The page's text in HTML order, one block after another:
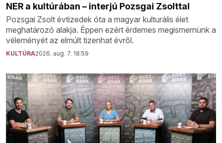
NER a kultúrában – interjú Pozsgai Zsolttal
Pozsgai Zsolt évtizedek óta a magyar kulturális élet
meghatározó alakja. Éppen ezért érdemes megismernünk a
véleményét az elmúlt tizenhat évről.
KULTÚRA2026. aug. 7. 18:59